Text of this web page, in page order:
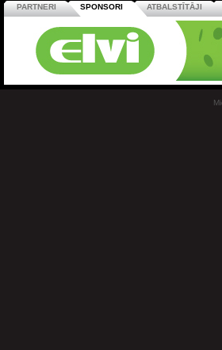
PARTNERI SPONSORI ATBALSTĪTĀJI